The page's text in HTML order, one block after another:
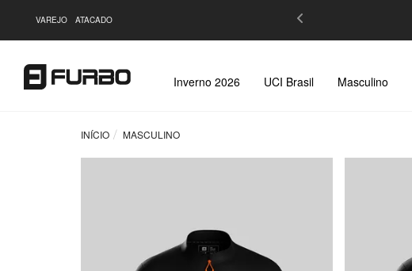
VAREJO ATACADO
de R$299,90 | Saiba Mais
Inverno 2026 UCI Brasil Masculino
INÍCIO MASCULINO